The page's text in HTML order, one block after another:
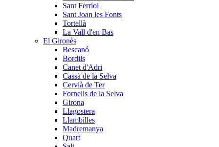
Sant Ferriol
Sant Joan les Fonts
Tortellà
La Vall d'en Bas
El Gironès
Bescanó
Bordils
Canet d'Adri
Cassà de la Selva
Cervià de Ter
Fornells de la Selva
Girona
Llagostera
Llambilles
Madremanya
Quart